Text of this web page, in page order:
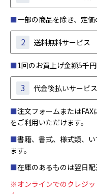
■一部の商品を除き、定
2 送料無料サービス
■1回のお買上げ金額5千
3 代金後払いサービス
■注文フォームまたはFAX
をご利用いただけます。
■書籍、書式、様式類、
ます。
■在庫のあるものは翌日配
※オンラインでのクレジ